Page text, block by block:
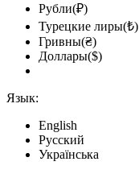
Рубли(₽)
Турецкие лиры(₺)
Гривны(₴)
Доллары($)
Язык:
English
Русский
Українська